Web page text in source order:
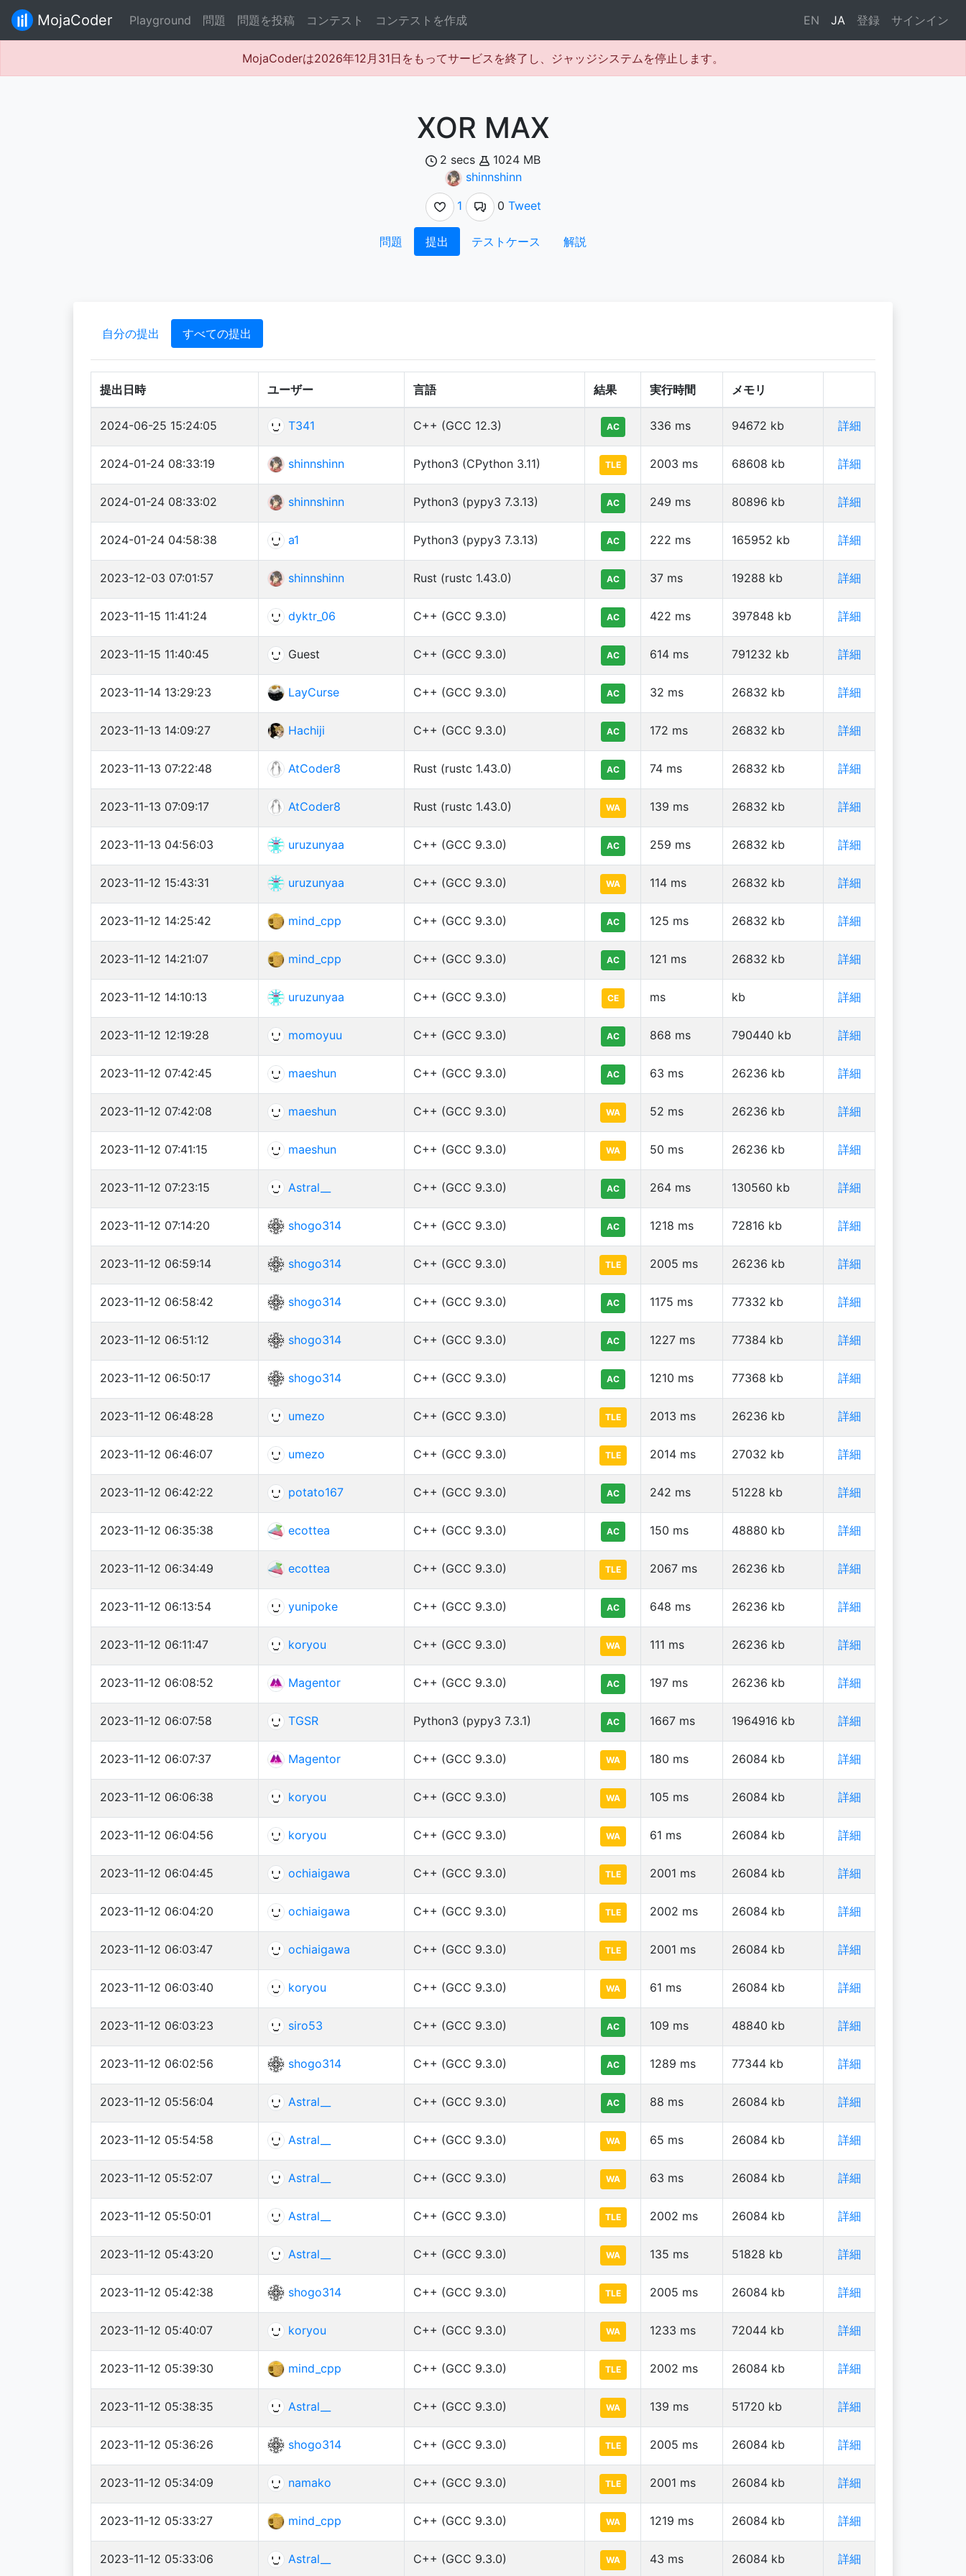
MojaCoder Playground 問題 問題を投稿 コンテスト コンテストを作成 EN JA 登録 サインイン
MojaCoderは2026年12月31日をもってサービスを終了し、ジャッジシステムを停止します。
XOR MAX
2 secs
1024 MB
shinnshinn
1
0 Tweet
問題 提出 テストケース 解説
自分の提出 すべての提出
提出日時 ユーザー 言語 結果 実行時間 メモリ
2024-06-25 15:24:05 T341 C++ (GCC 12.3) AC 336 ms 94672 kb 詳細
2024-01-24 08:33:19 shinnshinn Python3 (CPython 3.11) TLE 2003 ms 68608 kb 詳細
2024-01-24 08:33:02 shinnshinn Python3 (pypy3 7.3.13) AC 249 ms 80896 kb 詳細
2024-01-24 04:58:38 a1 Python3 (pypy3 7.3.13) AC 222 ms 165952 kb 詳細
2023-12-03 07:01:57 shinnshinn Rust (rustc 1.43.0) AC 37 ms 19288 kb 詳細
2023-11-15 11:41:24 dyktr_06 C++ (GCC 9.3.0) AC 422 ms 397848 kb 詳細
2023-11-15 11:40:45 Guest C++ (GCC 9.3.0) AC 614 ms 791232 kb 詳細
2023-11-14 13:29:23 LayCurse C++ (GCC 9.3.0) AC 32 ms 26832 kb 詳細
2023-11-13 14:09:27 Hachiji C++ (GCC 9.3.0) AC 172 ms 26832 kb 詳細
2023-11-13 07:22:48 AtCoder8 Rust (rustc 1.43.0) AC 74 ms 26832 kb 詳細
2023-11-13 07:09:17 AtCoder8 Rust (rustc 1.43.0) WA 139 ms 26832 kb 詳細
2023-11-13 04:56:03 uruzunyaa C++ (GCC 9.3.0) AC 259 ms 26832 kb 詳細
2023-11-12 15:43:31 uruzunyaa C++ (GCC 9.3.0) WA 114 ms 26832 kb 詳細
2023-11-12 14:25:42 mind_cpp C++ (GCC 9.3.0) AC 125 ms 26832 kb 詳細
2023-11-12 14:21:07 mind_cpp C++ (GCC 9.3.0) AC 121 ms 26832 kb 詳細
2023-11-12 14:10:13 uruzunyaa C++ (GCC 9.3.0) CE ms kb 詳細
2023-11-12 12:19:28 momoyuu C++ (GCC 9.3.0) AC 868 ms 790440 kb 詳細
2023-11-12 07:42:45 maeshun C++ (GCC 9.3.0) AC 63 ms 26236 kb 詳細
2023-11-12 07:42:08 maeshun C++ (GCC 9.3.0) WA 52 ms 26236 kb 詳細
2023-11-12 07:41:15 maeshun C++ (GCC 9.3.0) WA 50 ms 26236 kb 詳細
2023-11-12 07:23:15 Astral__ C++ (GCC 9.3.0) AC 264 ms 130560 kb 詳細
2023-11-12 07:14:20 shogo314 C++ (GCC 9.3.0) AC 1218 ms 72816 kb 詳細
2023-11-12 06:59:14 shogo314 C++ (GCC 9.3.0) TLE 2005 ms 26236 kb 詳細
2023-11-12 06:58:42 shogo314 C++ (GCC 9.3.0) AC 1175 ms 77332 kb 詳細
2023-11-12 06:51:12 shogo314 C++ (GCC 9.3.0) AC 1227 ms 77384 kb 詳細
2023-11-12 06:50:17 shogo314 C++ (GCC 9.3.0) AC 1210 ms 77368 kb 詳細
2023-11-12 06:48:28 umezo C++ (GCC 9.3.0) TLE 2013 ms 26236 kb 詳細
2023-11-12 06:46:07 umezo C++ (GCC 9.3.0) TLE 2014 ms 27032 kb 詳細
2023-11-12 06:42:22 potato167 C++ (GCC 9.3.0) AC 242 ms 51228 kb 詳細
2023-11-12 06:35:38 ecottea C++ (GCC 9.3.0) AC 150 ms 48880 kb 詳細
2023-11-12 06:34:49 ecottea C++ (GCC 9.3.0) TLE 2067 ms 26236 kb 詳細
2023-11-12 06:13:54 yunipoke C++ (GCC 9.3.0) AC 648 ms 26236 kb 詳細
2023-11-12 06:11:47 koryou C++ (GCC 9.3.0) WA 111 ms 26236 kb 詳細
2023-11-12 06:08:52 Magentor C++ (GCC 9.3.0) AC 197 ms 26236 kb 詳細
2023-11-12 06:07:58 TGSR Python3 (pypy3 7.3.1) AC 1667 ms 1964916 kb 詳細
2023-11-12 06:07:37 Magentor C++ (GCC 9.3.0) WA 180 ms 26084 kb 詳細
2023-11-12 06:06:38 koryou C++ (GCC 9.3.0) WA 105 ms 26084 kb 詳細
2023-11-12 06:04:56 koryou C++ (GCC 9.3.0) WA 61 ms 26084 kb 詳細
2023-11-12 06:04:45 ochiaigawa C++ (GCC 9.3.0) TLE 2001 ms 26084 kb 詳細
2023-11-12 06:04:20 ochiaigawa C++ (GCC 9.3.0) TLE 2002 ms 26084 kb 詳細
2023-11-12 06:03:47 ochiaigawa C++ (GCC 9.3.0) TLE 2001 ms 26084 kb 詳細
2023-11-12 06:03:40 koryou C++ (GCC 9.3.0) WA 61 ms 26084 kb 詳細
2023-11-12 06:03:23 siro53 C++ (GCC 9.3.0) AC 109 ms 48840 kb 詳細
2023-11-12 06:02:56 shogo314 C++ (GCC 9.3.0) AC 1289 ms 77344 kb 詳細
2023-11-12 05:56:04 Astral__ C++ (GCC 9.3.0) AC 88 ms 26084 kb 詳細
2023-11-12 05:54:58 Astral__ C++ (GCC 9.3.0) WA 65 ms 26084 kb 詳細
2023-11-12 05:52:07 Astral__ C++ (GCC 9.3.0) WA 63 ms 26084 kb 詳細
2023-11-12 05:50:01 Astral__ C++ (GCC 9.3.0) TLE 2002 ms 26084 kb 詳細
2023-11-12 05:43:20 Astral__ C++ (GCC 9.3.0) WA 135 ms 51828 kb 詳細
2023-11-12 05:42:38 shogo314 C++ (GCC 9.3.0) TLE 2005 ms 26084 kb 詳細
2023-11-12 05:40:07 koryou C++ (GCC 9.3.0) WA 1233 ms 72044 kb 詳細
2023-11-12 05:39:30 mind_cpp C++ (GCC 9.3.0) TLE 2002 ms 26084 kb 詳細
2023-11-12 05:38:35 Astral__ C++ (GCC 9.3.0) WA 139 ms 51720 kb 詳細
2023-11-12 05:36:26 shogo314 C++ (GCC 9.3.0) TLE 2005 ms 26084 kb 詳細
2023-11-12 05:34:09 namako C++ (GCC 9.3.0) TLE 2001 ms 26084 kb 詳細
2023-11-12 05:33:27 mind_cpp C++ (GCC 9.3.0) WA 1219 ms 26084 kb 詳細
2023-11-12 05:33:06 Astral__ C++ (GCC 9.3.0) WA 43 ms 26084 kb 詳細